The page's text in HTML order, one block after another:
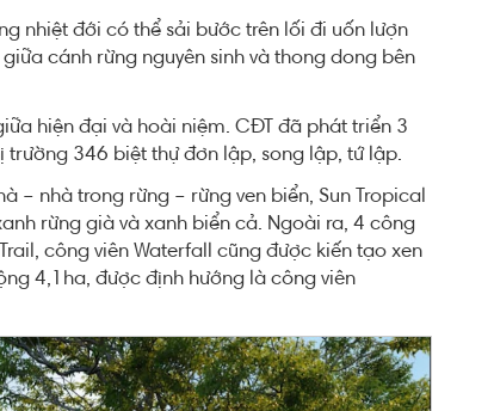
nhiệt đới có thể sải bước trên lối đi uốn lượn
cánh rừng nguyên sinh và thong dong bên
hiện đại và hoài niệm. CĐT đã phát triển 3
trường 346 biệt thự đơn lập, song lập, tứ lập.
– nhà trong rừng – rừng ven biển, Sun Tropical
rừng già và xanh biển cả. Ngoài ra, 4 công
công viên Waterfall cũng được kiến tạo xen
4,1ha, được định hướng là công viên